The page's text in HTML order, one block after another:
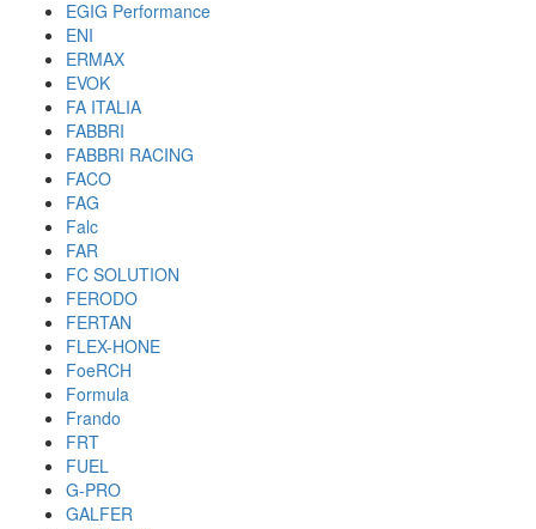
EGIG Performance
ENI
ERMAX
EVOK
FA ITALIA
FABBRI
FABBRI RACING
FACO
FAG
Falc
FAR
FC SOLUTION
FERODO
FERTAN
FLEX-HONE
FoeRCH
Formula
Frando
FRT
FUEL
G-PRO
GALFER